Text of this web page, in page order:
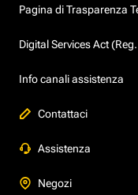
Pagina di Trasparenza
Digital Services Act
Info canali assistenza
Contattaci
Assistenza
Negozi